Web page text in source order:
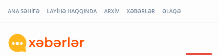
ANA SƏHİFƏ LAYİHƏ HAQQINDA ARXİV XƏBƏRLƏR ƏLAQƏ